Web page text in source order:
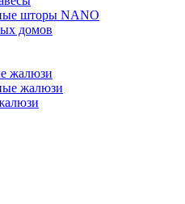
шторы NANO
домов
жалюзи
жалюзи